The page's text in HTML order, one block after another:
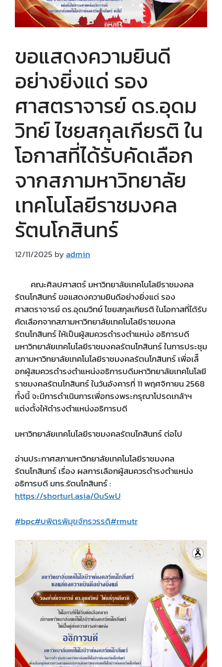
ขอแสดงความยินดี
อย่างยิ่งแด่ รอง
ศาสตราจารย์ ดร.อุดม
วิทย์ ไชยสกุลเกียรติ ใน
โอกาสที่ได้รับคัดเลือก
จากสภามหาวิทยาลัย
เทคโนโลยีราชมงคล
รัตนโกสินทร์
12/11/2025 byadmin
คณะศิลปศาสตร์ มหาวิทยาลัยเทคโนโลยีราชมงคล
รัตนโกสินทร์ ขอแสดงความยินดีอย่างยิ่งแด่ รอง
ศาสตราจารย์ ดร.อุดมวิทย์ ไชยสกุลเกียรติ ในโอกาสที่ได้รับ
คัดเลือกจากสภามหาวิทยาลัยเทคโนโลยีราชมงคล
รัตนโกสินทร์ ให้เป็นผู้สมควรดำรงตำแหน่ง อธิการบดี
มหาวิทยาลัยเทคโนโลยีราชมงคลรัตนโกสินทร์ ในการประชุม
สภามหาวิทยาลัยเทคโนโลยีราชมงคลรัตนโกสินทร์ เพื่อเลืื
อกผู้สมควรดำรงตำแหน่งอธิการบดีมหาวิทยาลัยเทคโนโลยี
ราชมงคลรัตนโกสินทร์ ในวันอังคารที่ 11 พฤศจิกายน 2568
ทั้งนี้ จะมีการดำเนินการเพื่อทรงพระกรุณาโปรดเกล้าฯ
แต่งตั้งให้ดำรงตำแหน่งอธิการบดี
มหาวิทยาลัยเทคโนโลยีราชมงคลรัตนโกสินทร์ ต่อไป
อ่านประกาศสภามหาวิทยาลัยเทคโนโลยีราชมงคล
รัตนโกสินทร์ เรื่อง ผลการเลือกผู้สมควรดำรงตำแหน่ง
อธิการบดี มทร.รัตนโกสินทร์ :
https://shorturl.asia/0uSwU
#bpc#บพิตรพิมุขจักรวรรดิ#rmutr